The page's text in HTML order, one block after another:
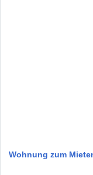
Wohnung zum